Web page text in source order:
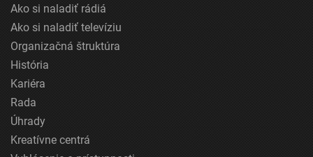
Ako si naladiť rádiá
Ako si naladiť televíziu
Organizačná štruktúra
História
Kariéra
Rada
Úhrady
Kreatívne centrá